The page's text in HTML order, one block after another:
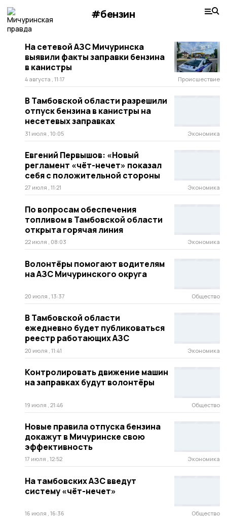
#бензин
На сетевой АЗС Мичуринска
выявили факты заправки бензина
в канистры
4 августа , 11:17 Происшествие
В Тамбовской области разрешили
отпуск бензина в канистры на
несетевых заправках
31 июля , 10:05 Экономика
Евгений Первышов: «Новый
регламент «чёт-нечет» показал
себя с положительной стороны
27 июля , 11:21 Экономика
По вопросам обеспечения
топливом в Тамбовской области
открыта горячая линия
22 июля , 08:03 Экономика
Волонтёры помогают водителям
на АЗС Мичуринского округа
20 июля , 13:37 Общество
В Тамбовской области
ежедневно будет публиковаться
реестр работающих АЗС
20 июля , 11:41 Экономика
Контролировать движение машин
на заправках будут волонтёры
19 июля , 21:46 Общество
Новые правила отпуска бензина
докажут в Мичуринске свою
эффективность
17 июля , 12:52 Экономика
На тамбовских АЗС введут
систему «чёт-нечет»
16 июля , 16:36 Общество